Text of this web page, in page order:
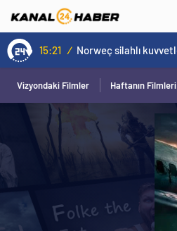
Norweç silahlı kuvvetleri kadınlardan oluşan özel kuvvetler eğitimlerini başlattı.
Vizyondaki Filmler Haftanın Filmleri